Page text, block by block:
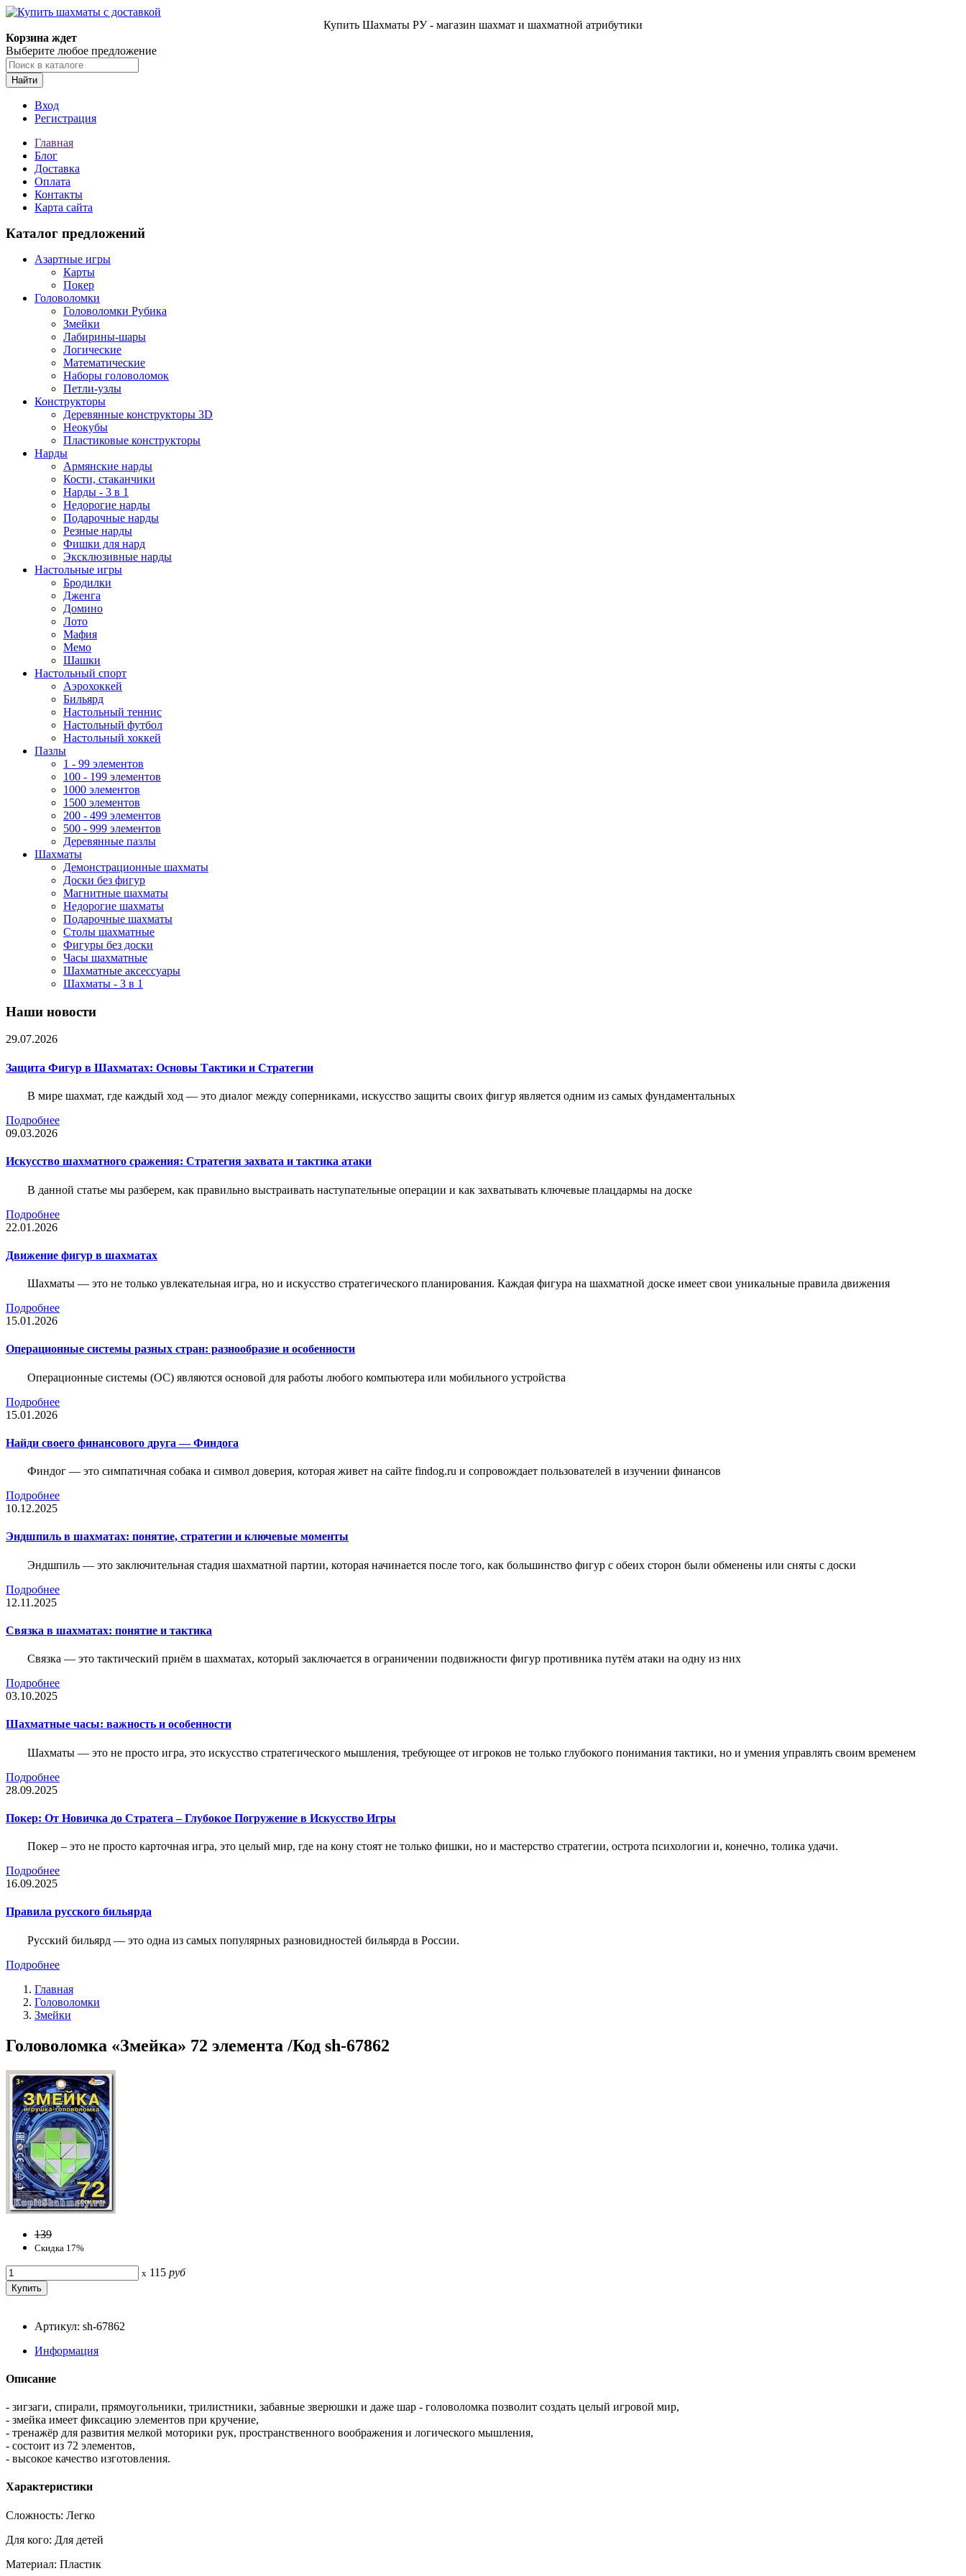
Купить Шахматы РУ - магазин шахмат и шахматной атрибутики
Корзина ждет
Выберите любое предложение
Найти
Вход
Регистрация
Главная
Блог
Доставка
Оплата
Контакты
Карта сайта
Каталог предложений
Азартные игры
Карты
Покер
Головоломки
Головоломки Рубика
Змейки
Лабирины-шары
Логические
Математические
Наборы головоломок
Петли-узлы
Конструкторы
Деревянные конструкторы 3D
Неокубы
Пластиковые конструкторы
Нарды
Армянские нарды
Кости, стаканчики
Нарды - 3 в 1
Недорогие нарды
Подарочные нарды
Резные нарды
Фишки для нард
Эксклюзивные нарды
Настольные игры
Бродилки
Дженга
Домино
Лото
Мафия
Мемо
Шашки
Настольный спорт
Аэрохоккей
Бильярд
Настольный теннис
Настольный футбол
Настольный хоккей
Пазлы
1 - 99 элементов
100 - 199 элементов
1000 элементов
1500 элементов
200 - 499 элементов
500 - 999 элементов
Деревянные пазлы
Шахматы
Демонстрационные шахматы
Доски без фигур
Магнитные шахматы
Недорогие шахматы
Подарочные шахматы
Столы шахматные
Фигуры без доски
Часы шахматные
Шахматные аксессуары
Шахматы - 3 в 1
Наши новости
29.07.2026
Защита Фигур в Шахматах: Основы Тактики и Стратегии
В мире шахмат, где каждый ход — это диалог между соперниками, искусство защиты своих фигур является одним из самых фундаментальных
Подробнее
09.03.2026
Искусство шахматного сражения: Стратегия захвата и тактика атаки
В данной статье мы разберем, как правильно выстраивать наступательные операции и как захватывать ключевые плацдармы на доске
Подробнее
22.01.2026
Движение фигур в шахматах
Шахматы — это не только увлекательная игра, но и искусство стратегического планирования. Каждая фигура на шахматной доске имеет свои уникальные правила движения
Подробнее
15.01.2026
Операционные системы разных стран: разнообразие и особенности
Операционные системы (ОС) являются основой для работы любого компьютера или мобильного устройства
Подробнее
15.01.2026
Найди своего финансового друга — Финдога
Финдог — это симпатичная собака и символ доверия, которая живет на сайте findog.ru и сопровождает пользователей в изучении финансов
Подробнее
10.12.2025
Эндшпиль в шахматах: понятие, стратегии и ключевые моменты
Эндшпиль — это заключительная стадия шахматной партии, которая начинается после того, как большинство фигур с обеих сторон были обменены или сняты с доски
Подробнее
12.11.2025
Связка в шахматах: понятие и тактика
Связка — это тактический приём в шахматах, который заключается в ограничении подвижности фигур противника путём атаки на одну из них
Подробнее
03.10.2025
Шахматные часы: важность и особенности
Шахматы — это не просто игра, это искусство стратегического мышления, требующее от игроков не только глубокого понимания тактики, но и умения управлять своим временем
Подробнее
28.09.2025
Покер: От Новичка до Стратега – Глубокое Погружение в Искусство Игры
Покер – это не просто карточная игра, это целый мир, где на кону стоят не только фишки, но и мастерство стратегии, острота психологии и, конечно, толика удачи.
Подробнее
16.09.2025
Правила русского бильярда
Русский бильярд — это одна из самых популярных разновидностей бильярда в России.
Подробнее
Главная
Головоломки
Змейки
Головоломка «Змейка» 72 элемента /Код sh-67862
139
Скидка 17%
x 115 руб
Артикул: sh-67862
Информация
Описание
- зигзаги, спирали, прямоугольники, трилистники, забавные зверюшки и даже шар - головоломка позволит создать целый игровой мир,
- змейка имеет фиксацию элементов при кручение,
- тренажёр для развития мелкой моторики рук, пространственного воображения и логического мышления,
- состоит из 72 элементов,
- высокое качество изготовления.
Характеристики
Сложность: Легко
Для кого: Для детей
Материал: Пластик